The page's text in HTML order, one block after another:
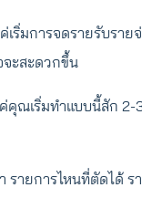
ริ่มการจดรายรับรา
จะสะดวกขึ้น
ค่คุณเริ่มทำแบบนี้สัก
ายการไหนที่ตัดได้ ร